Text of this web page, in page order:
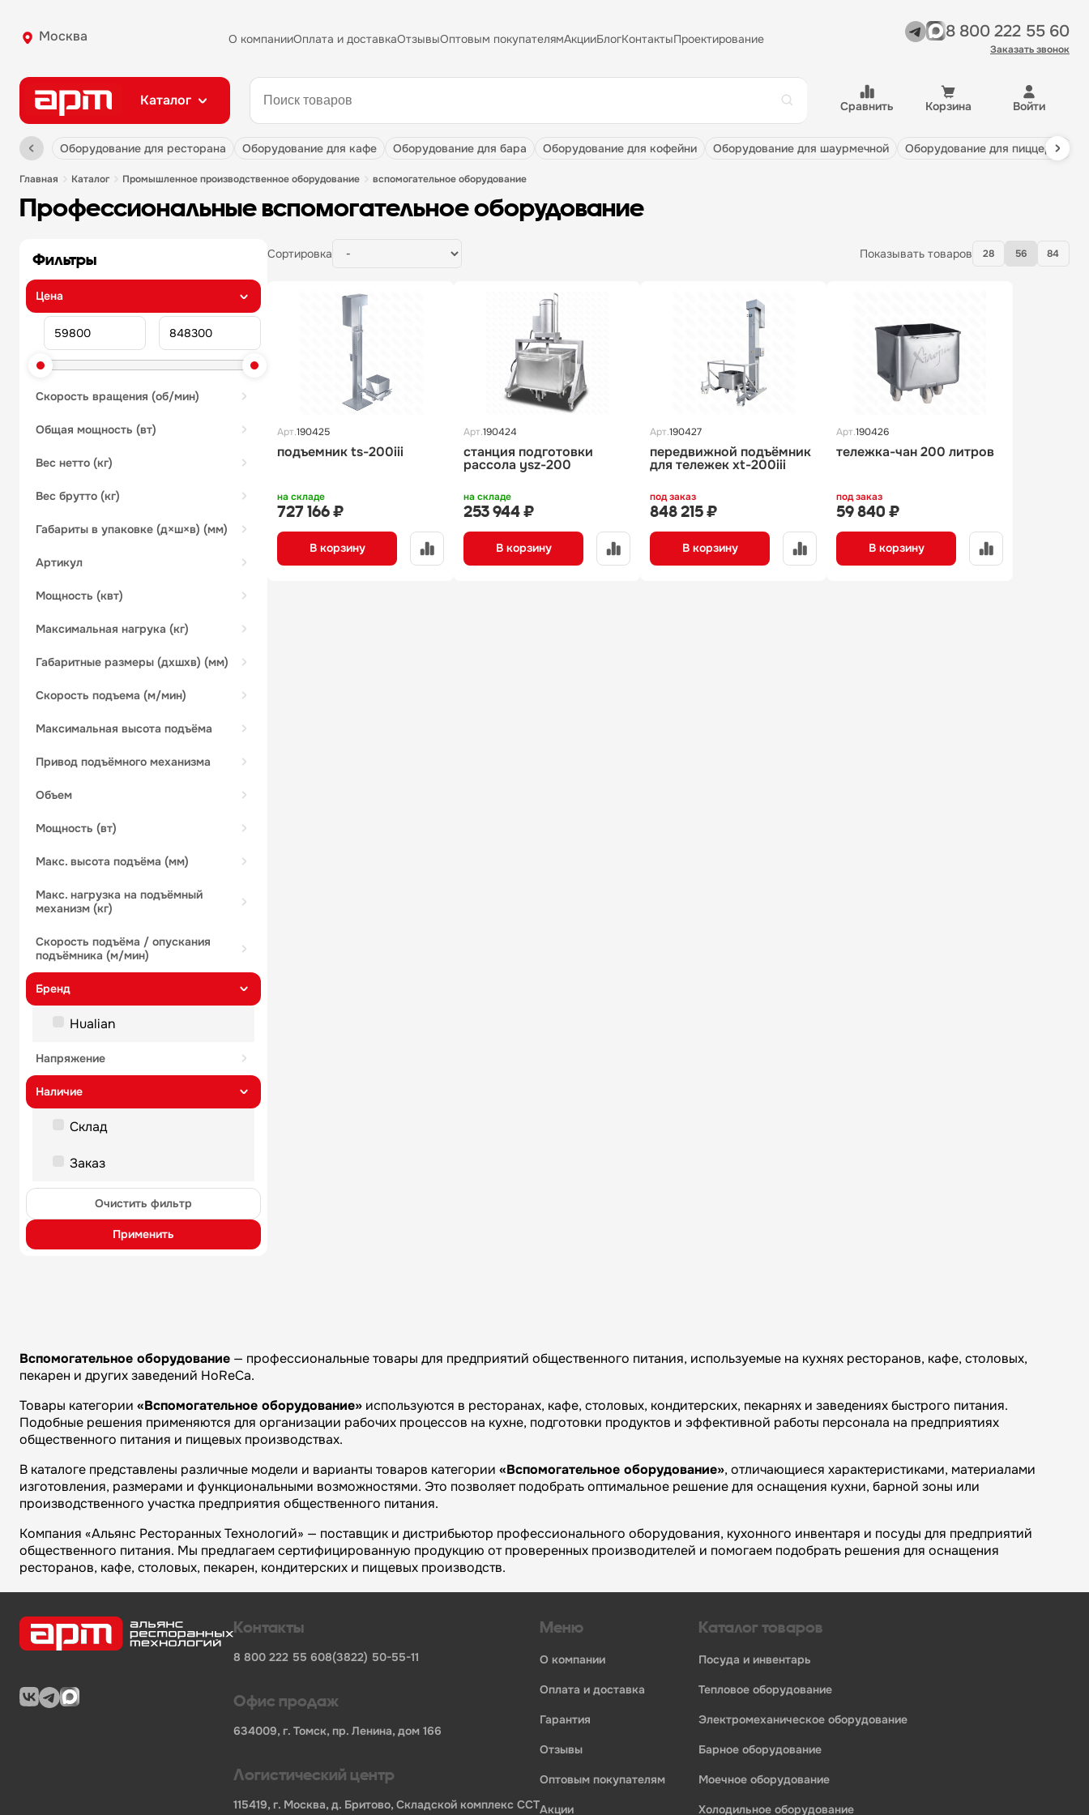
Москва О компанииОплата и доставкаОтзывыОптовым покупателямАкцииБлогКонтактыПроектирование 8 800 222 55 60
Заказать звонок
Каталог Сравнить Корзина Войти
оборудование для ресторана оборудование для кафе оборудование для бара оборудование для кофейни оборудование для шаурмечной оборудование для пиццерии
главная каталог промышленное производственное оборудование вспомогательное оборудование
профессиональные вспомогательное оборудование
Фильтры
цена
скорость вращения (об/мин)
общая мощность (вт)
вес нетто (кг)
вес брутто (кг)
габариты в упаковке (д×ш×в) (мм)
артикул
мощность (квт)
максимальная нагрука (кг)
габаритные размеры (дхшхв) (мм)
скорость подъема (м/мин)
максимальная высота подъёма
привод подъёмного механизма
объем
мощность (вт)
макс. высота подъёма (мм)
макс. нагрузка на подъёмный
механизм (кг)
скорость подъёма / опускания
подъёмника (м/мин)
бренд
Hualian
напряжение
наличие
Склад
Заказ
Очистить фильтр
Применить
Сортировка Показывать товаров 28 56 84
Арт.190425
подъемник ts-200iii
на складе
727 166 ₽
В корзину
Арт.190424
станция подготовки
рассола ysz-200
на складе
253 944 ₽
В корзину
Арт.190427
передвижной подъёмник
для тележек xt-200iii
под заказ
848 215 ₽
В корзину
Арт.190426
тележка-чан 200 литров
под заказ
59 840 ₽
В корзину
Вспомогательное оборудование — профессиональные товары для предприятий общественного питания, используемые на кухнях ресторанов, кафе, столовых,
пекарен и других заведений HoReCa.
Товары категории «Вспомогательное оборудование» используются в ресторанах, кафе, столовых, кондитерских, пекарнях и заведениях быстрого питания.
Подобные решения применяются для организации рабочих процессов на кухне, подготовки продуктов и эффективной работы персонала на предприятиях
общественного питания и пищевых производствах.
В каталоге представлены различные модели и варианты товаров категории «Вспомогательное оборудование», отличающиеся характеристиками, материалами
изготовления, размерами и функциональными возможностями. Это позволяет подобрать оптимальное решение для оснащения кухни, барной зоны или
производственного участка предприятия общественного питания.
Компания «Альянс Ресторанных Технологий» — поставщик и дистрибьютор профессионального оборудования, кухонного инвентаря и посуды для предприятий
общественного питания. Мы предлагаем сертифицированную продукцию от проверенных производителей и помогаем подобрать решения для оснащения
ресторанов, кафе, столовых, пекарен, кондитерских и пищевых производств.
Преимущества компании «Альянс Ресторанных Технологий»:
широкий ассортимент оборудования, кухонного инвентаря и посуды для HoReCa
поставки продукции от известных профессиональных брендов
сертифицированные товары от официальных поставщиков и дистрибьюторов
поставки для предприятий общественного питания по всей России
В нашем каталоге также представлены другие категории профессионального оборудования для оснащения предприятий общественного питания:
вакуумные упаковочные аппараты
Контакты
8 800 222 55 608(3822) 50-55-11
Офис продаж
634009, г. Томск, пр. Ленина, дом 166
Логистический центр
115419, г. Москва, д. Бритово, Складской комплекс ССТ
Меню
о компании
оплата и доставка
гарантия
отзывы
оптовым покупателям
акции
Каталог товаров
посуда и инвентарь
тепловое оборудование
электромеханическое оборудование
барное оборудование
моечное оборудование
холодильное оборудование